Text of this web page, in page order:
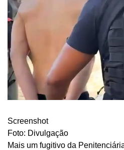
Screenshot
Foto: Divulgação
Mais um fugitivo da